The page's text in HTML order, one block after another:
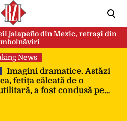
jalapeño din Mexic, retrași din
News
Imagini dramatice. Astăzi
fetița călcată de o
a fost condusă pe